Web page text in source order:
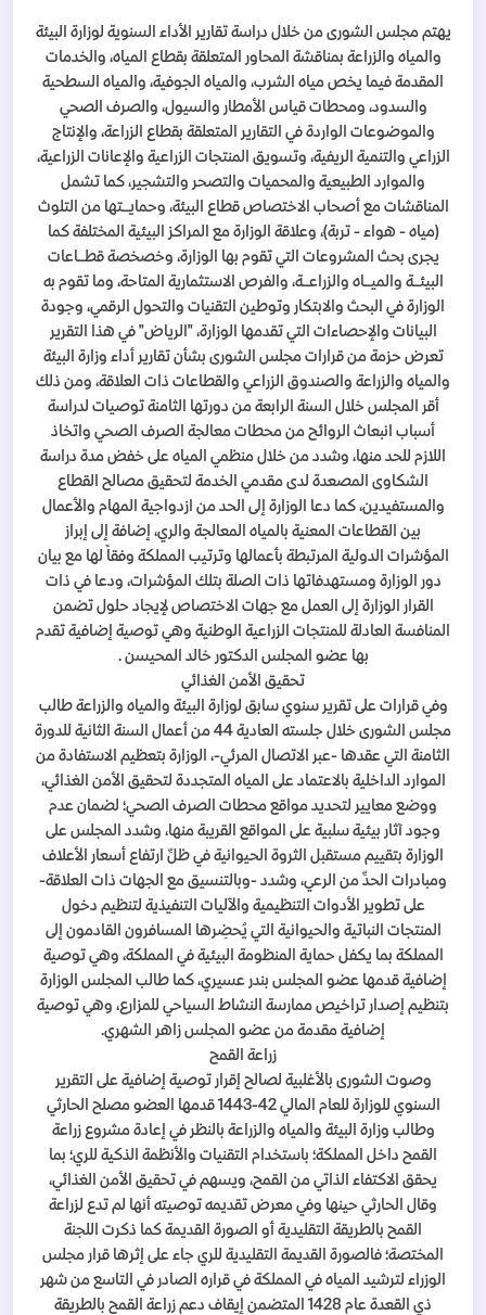
يهتم مجلس الشورى من خلال دراسة تقارير الأداء السنوية لوزارة البيئة
والمياه والزراعة بمناقشة المحاور المتعلقة بقطاع المياه، والخدمات
المقدمة فيما يخص مياه الشرب، والمياه الجوفية، والمياه السطحية
والسدود، ومحطات قياس الأمطار والسيول، والصرف الصحي
والموضوعات الواردة في التقارير المتعلقة بقطاع الزراعة، والإنتاج
الزراعي والتنمية الريفية، وتسويق المنتجات الزراعية والإعانات الزراعية،
والموارد الطبيعية والمحميات والتصحر والتشجير، كما تشمل
المناقشات مع أصحاب الاختصاص قطاع البيئة، وحمايــتها من التلوث
(مياه - هواء - تربة)، وعلاقة الوزارة مع المراكز البيئية المختلفة كما
يجرى بحث المشروعات التي تقوم بها الوزارة، وخصخصة قطــاعات
البيئــة والميــاه والزراعــة، والفرص الاستثمارية المتاحة، وما تقوم به
الوزارة في البحث والابتكار وتوطين التقنيات والتحول الرقمي، وجودة
البيانات والإحصاءات التي تقدمها الوزارة، "الرياض" في هذا التقرير
تعرض حزمة من قرارات مجلس الشورى بشأن تقارير أداء وزارة البيئة
والمياه والزراعة والصندوق الزراعي والقطاعات ذات العلاقة، ومن ذلك
أقر المجلس خلال السنة الرابعة من دورتها الثامنة توصيات لدراسة
أسباب انبعاث الروائح من محطات معالجة الصرف الصحي واتخاذ
اللازم للحد منها، وشدد من خلال منظمي المياه على خفض مدة دراسة
الشكاوى المصعدة لدى مقدمي الخدمة لتحقيق مصالح القطاع
والمستفيدين، كما دعا الوزارة إلى الحد من ازدواجية المهام والأعمال
بين القطاعات المعنية بالمياه المعالجة والري، إضافة إلى إبراز
المؤشرات الدولية المرتبطة بأعمالها وترتيب المملكة وفقاً لها مع بيان
دور الوزارة ومستهدفاتها ذات الصلة بتلك المؤشرات، ودعا في ذات
القرار الوزارة إلى العمل مع جهات الاختصاص لإيجاد حلول تضمن
المنافسة العادلة للمنتجات الزراعية الوطنية وهي توصية إضافية تقدم
بها عضو المجلس الدكتور خالد المحيسن .
تحقيق الأمن الغذائي
وفي قرارات على تقرير سنوي سابق لوزارة البيئة والمياه والزراعة طالب
مجلس الشورى خلال جلسته العادية 44 من أعمال السنة الثانية للدورة
الثامنة التي عقدها -عبر الاتصال المرئي-، الوزارة بتعظيم الاستفادة من
الموارد الداخلية بالاعتماد على المياه المتجددة لتحقيق الأمن الغذائي،
ووضع معايير لتحديد مواقع محطات الصرف الصحي؛ لضمان عدم
وجود آثار بيئية سلبية على المواقع القريبة منها، وشدد المجلس على
الوزارة بتقييم مستقبل الثروة الحيوانية في ظلِّ ارتفاع أسعار الأعلاف
ومبادرات الحدِّ من الرعي، وشدد -وبالتنسيق مع الجهات ذات العلاقة-
على تطوير الأدوات التنظيمية والآليات التنفيذية لتنظيم دخول
المنتجات النباتية والحيوانية التي يُحضِرها المسافرون القادمون إلى
المملكة بما يكفل حماية المنظومة البيئية في المملكة، وهي توصية
إضافية قدمها عضو المجلس بندر عسيري، كما طالب المجلس الوزارة
بتنظيم إصدار تراخيص ممارسة النشاط السياحي للمزارع، وهي توصية
إضافية مقدمة من عضو المجلس زاهر الشهري.
زراعة القمح
وصوت الشورى بالأغلبية لصالح إقرار توصية إضافية على التقرير
السنوي للوزارة للعام المالي 42-1443 قدمها العضو مصلح الحارثي
وطالب وزارة البيئة والمياه والزراعة بالنظر في إعادة مشروع زراعة
القمح داخل المملكة؛ باستخدام التقنيات والأنظمة الذكية للري؛ بما
يحقق الاكتفاء الذاتي من القمح، ويسهم في تحقيق الأمن الغذائي،
وقال الحارثي حينها وفي معرض تقديمه توصيته أنها لم تدع لزراعة
القمح بالطريقة التقليدية أو الصورة القديمة كما ذكرت اللجنة
المختصة؛ فالصورة القديمة التقليدية للري جاء على إثرها قرار مجلس
الوزراء لترشيد المياه في المملكة في قراره الصادر في التاسع من شهر
ذي القعدة عام 1428 المتضمن إيقاف دعم زراعة القمح بالطريقة